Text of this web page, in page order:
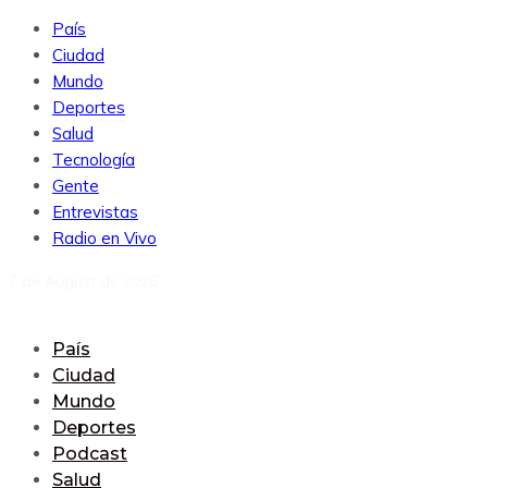
País
Ciudad
Mundo
Deportes
Salud
Tecnología
Gente
Entrevistas
Radio en Vivo
País
Ciudad
Mundo
Deportes
Podcast
Salud